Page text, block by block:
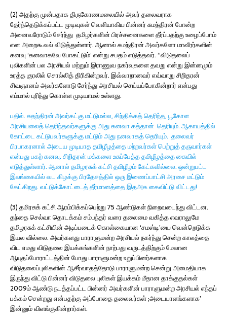
(2) அதற்கு முன்பதாக திருகோணமலையில் அவர் தலைவராக
தேர்ந்தெடுக்கப்பட்ட முடிவுகள் வெளியாகிய பின்னர் சுமந்திரன் போன்ற
அனைவரோடும் சேர்ந்து தமிழர்களின் பிரச்சனைகளை தீர்ப்பதற்கு உழைப்போம்
என அறைகூவல் விடுத்துள்ளார். ஆனால் சுமந்திரன் அவர்களோ மாவீரர்களின்
கனவு ‘கனவாகவே போகட்டும்’ என்று சபதம் எடுத்தவர். “விடுதலைப்
புலிகளின் பல அரசியல் மற்றும் இராணுவ நகர்வுகளை தவறு என்று இன்னமும்
உரத்த குரலில் சொல்லித் திரிகின்றவர். இவ்வாறானவர் எவ்வாறு சிறிதரன்
சிவஞானம் அவர்களோடு சேர்ந்து அரசியல் செய்யப்போகின்றார் என்பது
எம்மால் புரிந்து கொள்ள முடியாமல் உள்ளது.
பதில். சுதந்திரன் அவர்கட்கு மட்டுமல்ல, சிந்திக்கத் தெரிந்த, பூகோள
அரசியலைத் தெரிந்தவர்களுக்கு அது கனவா கத்தான் தெரியும். ஆகாயத்தில்
கோட்டை கட்டுபவர்களுக்கு மட்டும் அது நனவாகத் தெரியும். தலைவர்
பிரபாகரனால் அடைய முடியாத தமிழீழத்தை மற்றவர்கள் பெற்றுத் தருவார்கள்
என்பது பகற் கனவு. சிறிதரன் மக்களை உசுப்பேத்த தமிழீழத்தை கையில்
எடுத்துள்ளார். ஆனால் தமிழரசுக் கட்சி தமிழீழம் கேட்கவில்லை. ஒன்றுபட்ட
இலங்கையில் வட கிழக்கு பிரதேசத்தில் ஒரு இணைப்பாட்சி அரசை மட்டும்
கேட்கிறது. வட்டுக்கோட்டைத் தீர்மானத்தை இதஅக கைவிட்டு விட்டது!
(3) தமிரசுக் கட்சி ஆரம்பிக்கப்பெற்று 75 ஆண்டுகள் நிறைவடைந்து விட்டன.
தந்தை செல்வா தொடக்கம் சம்பந்தர் வரை தலைமை வகித்த எவராலுமே
தமிழரசுக் கட்சியின் அடிப்படைக் கொள்கையான ‘சமஸ்டி’யை வென்றெடுக்க
இயல வில்லை. அவர்களது பாராளுமன்ற அரசியல் நகர்ந்து சென்ற காலத்தை
விட எமது விடுதலை இயக்கங்களின் நாற்பது வருடத்திற்கும் மேலான
ஆயுதப்போராட்டத்தின் போது பாராளுமன்ற உறுப்பினர்களாக
விடுதலைப்புலிகளின் ஆசீர்வாதத்தோடு பாராளுமன்ற சென்று அமைதியாக
இருந்து விட்டு பின்னர் விடுதலை புலிகள் இயக்கம் மீதான தாக்குதல்கள்
2009ம் ஆண்டு நடத்தப்பட்ட பின்னர் அவர்களின் பாராளுமன்ற அரசியல் எந்தப்
பக்கம் சென்றது என்பதற்கு அப்போதை தலைவர்கள் ;அடையாளங்களாக’
இன்னும் விளங்குகின்றார்கள்.